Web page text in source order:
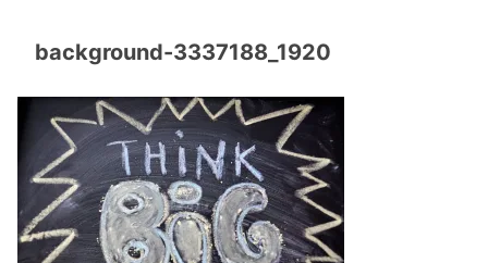
background-3337188_1920